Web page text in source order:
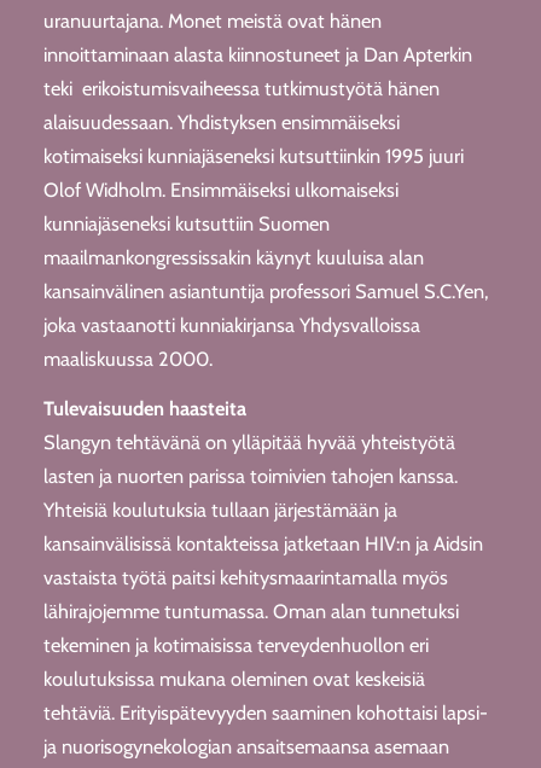
uranuurtajana. Monet meistä ovat hänen
innoittaminaan alasta kiinnostuneet ja Dan Apterkin
teki erikoistumisvaiheessa tutkimustyötä hänen
alaisuudessaan. Yhdistyksen ensimmäiseksi
kotimaiseksi kunniajäseneksi kutsuttiinkin 1995 juuri
Olof Widholm. Ensimmäiseksi ulkomaiseksi
kunniajäseneksi kutsuttiin Suomen
maailmankongressissakin käynyt kuuluisa alan
kansainvälinen asiantuntija professori Samuel S.C.Yen,
joka vastaanotti kunniakirjansa Yhdysvalloissa
maaliskuussa 2000.
Tulevaisuuden haasteita
Slangyn tehtävänä on ylläpitää hyvää yhteistyötä
lasten ja nuorten parissa toimivien tahojen kanssa.
Yhteisiä koulutuksia tullaan järjestämään ja
kansainvälisissä kontakteissa jatketaan HIV:n ja Aidsin
vastaista työtä paitsi kehitysmaarintamalla myös
lähirajojemme tuntumassa. Oman alan tunnetuksi
tekeminen ja kotimaisissa terveydenhuollon eri
koulutuksissa mukana oleminen ovat keskeisiä
tehtäviä. Erityispätevyyden saaminen kohottaisi lapsi-
ja nuorisogynekologian ansaitsemaansa asemaan